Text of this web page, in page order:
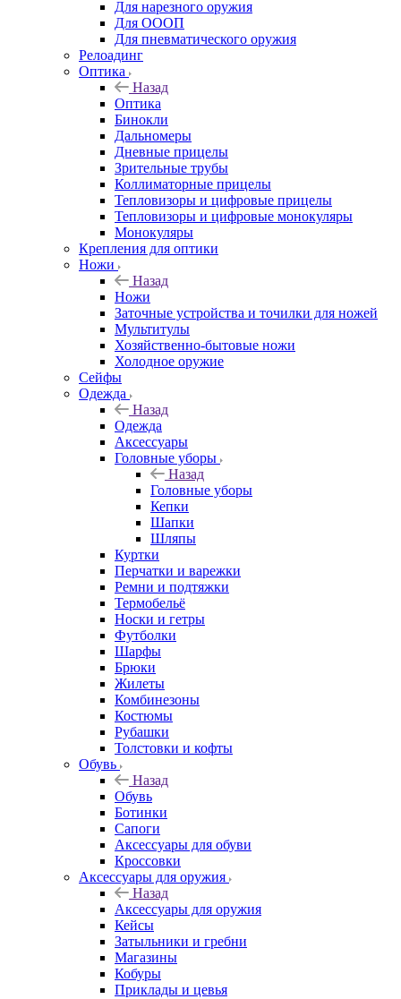
Для нарезного оружия
Для ОООП
Для пневматического оружия
Релоадинг
Оптика
Назад
Оптика
Бинокли
Дальномеры
Дневные прицелы
Зрительные трубы
Коллиматорные прицелы
Тепловизоры и цифровые прицелы
Тепловизоры и цифровые монокуляры
Монокуляры
Крепления для оптики
Ножи
Назад
Ножи
Заточные устройства и точилки для ножей
Мультитулы
Хозяйственно-бытовые ножи
Холодное оружие
Сейфы
Одежда
Назад
Одежда
Аксессуары
Головные уборы
Назад
Головные уборы
Кепки
Шапки
Шляпы
Куртки
Перчатки и варежки
Ремни и подтяжки
Термобельё
Носки и гетры
Футболки
Шарфы
Брюки
Жилеты
Комбинезоны
Костюмы
Рубашки
Толстовки и кофты
Обувь
Назад
Обувь
Ботинки
Сапоги
Аксессуары для обуви
Кроссовки
Аксессуары для оружия
Назад
Аксессуары для оружия
Кейсы
Затыльники и гребни
Магазины
Кобуры
Приклады и цевья